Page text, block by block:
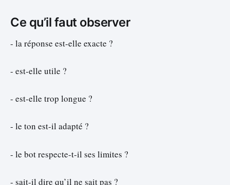
Ce qu’il faut observer
- la réponse est-elle exacte ?
- est-elle utile ?
- est-elle trop longue ?
- le ton est-il adapté ?
- le bot respecte-t-il ses limites ?
- sait-il dire qu’il ne sait pas ?